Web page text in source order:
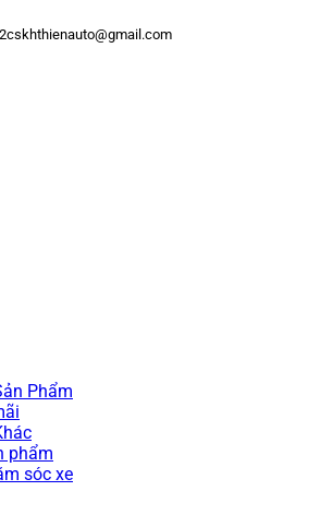
cskhthienauto@gmail.com
Phẩm
phẩm
sóc xe